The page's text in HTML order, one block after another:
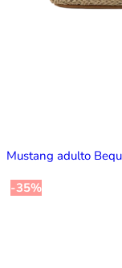
Mustang adulto
-35%